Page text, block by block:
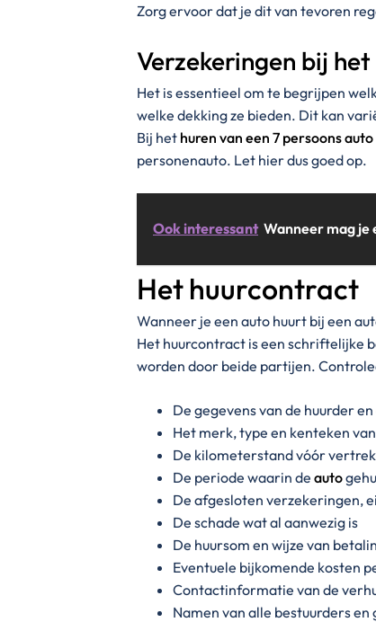
Zorg ervoor dat je dit van tevoren
Verzekeringen bij
Het is essentieel om te begrijpen
welke dekking ze bieden. Dit kan
Bij het huren van een 7 persoons auto
personenauto. Let hier dus goed op.
Ook interessant Wanneer mag je
Het huurcontract
Wanneer je een auto huurt bij een
Het huurcontract is een schriftelijke
worden door beide partijen.
De gegevens van de huurder
Het merk, type en kenteken
De kilometerstand vóór vertrek
De periode waarin de auto
De afgesloten verzekeringen,
De schade wat al aanwezig is
De huursom en wijze van
Eventuele bijkomende kosten
Contactinformatie van de
Namen van alle bestuurders